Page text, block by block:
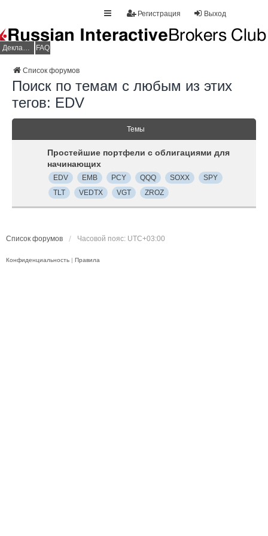
Выход
Регистрация
Декларация НДФЛ FAQ
Список форумов
Поиск по темам с любым из этих
тегов: EDV
Темы
Простейшие портфели с облигациями для
начинающих
EDV EMB PCY QQQ SOXX
SPY
TLT
VEDTX VGT ZROZ
Список форумов Часовой пояс: UTC+03:00
Конфиденциальность | Правила